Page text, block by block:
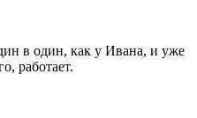
в один, как у Ивана, и уже
работает.